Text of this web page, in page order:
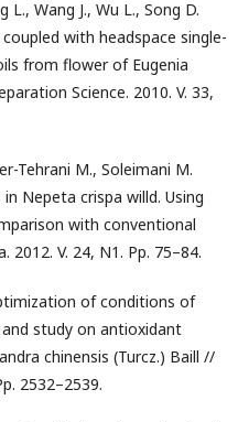
L., Wang J., Wu L., Song D.
with headspace single-
from flower of Eugenia
Science. 2010. V. 33,
Tehrani M., Soleimani M.
Nepeta crispa willd. Using
with conventional
V. 24, N1. Pp. 75–84.
of conditions of
study on antioxidant
chinensis (Turcz.) Baill //
2532–2539.